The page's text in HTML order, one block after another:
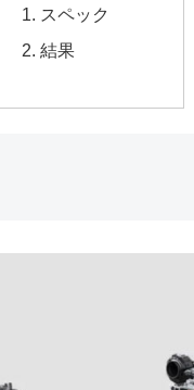
スペック
結果